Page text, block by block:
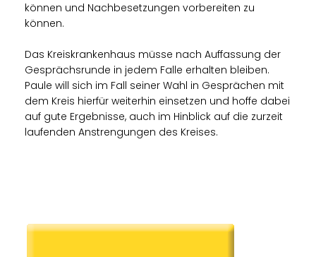
können und Nachbesetzungen vorbereiten zu
können.
Das Kreiskrankenhaus müsse nach Auffassung der
Gesprächsrunde in jedem Falle erhalten bleiben.
Paule will sich im Fall seiner Wahl in Gesprächen mit
dem Kreis hierfür weiterhin einsetzen und hoffe dabei
auf gute Ergebnisse, auch im Hinblick auf die zurzeit
laufenden Anstrengungen des Kreises.